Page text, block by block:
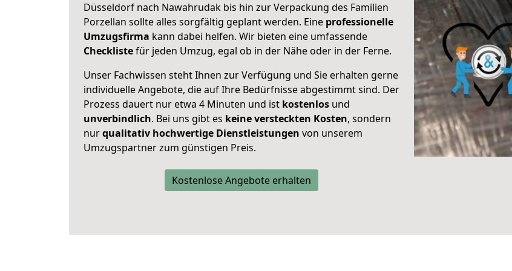
Düsseldorf nach Nawahrudak bis hin zur Verpackung des Familien
Porzellan sollte alles sorgfältig geplant werden. Eine professionelle
Umzugsfirma kann dabei helfen. Wir bieten eine umfassende
Checklistefür jeden Umzug, egal ob in der Nähe oder in der Ferne.
Unser Fachwissen steht Ihnen zur Verfügung und Sie erhalten gerne
individuelle Angebote, die auf Ihre Bedürfnisse abgestimmt sind. Der
Prozess dauert nur etwa 4 Minuten und ist kostenlos und
unverbindlich. Bei uns gibt es keine versteckten Kosten, sondern
nurqualitativ hochwertige Dienstleistungen von unserem
Umzugspartner zum günstigen Preis.
Kostenlose Angebote erhalten